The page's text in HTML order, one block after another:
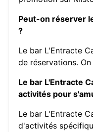
Peut-on réserver
?
Le bar L'Entracte
de réservations.
Le bar L'Entracte
activités pour
Le bar L'Entracte
d'activités